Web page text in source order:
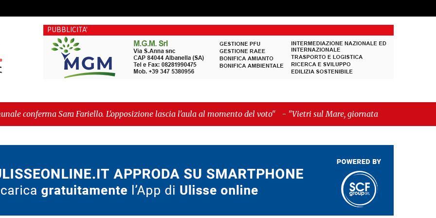
PUBBLICITA'
Fariello. L'opposizione lascia l'aula al momento del voto" -"Vietri sul Mare, giornata storica: la ceramica